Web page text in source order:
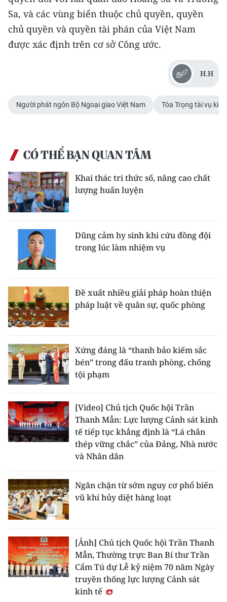
Media Giáo dục
Media Y tế
Ảnh
TIN MỚI
TIN ĐỊA PHƯƠNG
Trung du và miền núi phía Bắc
Đồng bằng sông Hồng
Bắc Trung Bộ
Duyên hải Nam Trung Bộ và Tây
Đông Nam Bộ
Đồng bằng sông Cửu Long
Chuyên trang Hà Nội
Chuyên trang TP. Hồ Chí Minh
CÁC CHUYÊN TRANG
VỀ BÁO NHÂN DÂN
THỜI NAY
NHÂN DÂN CUỐI TUẦN
MUA BÁO
ĐỌC BÁO IN
Sa, và các vùng biển thuộc chủ quyền, quyền
chủ quyền và quyền tài phán của Việt Nam
được xác định trên cơ sở Công ước.
H.H
Người phát ngôn Bộ Ngoại giao Việt Nam Tòa Trọng tài vụ
CÓ THỂ BẠN QUAN TÂM
Khai thác tri thức số, nâng cao chất
lượng huấn luyện
Dũng cảm hy sinh khi cứu đồng đội
trong lúc làm nhiệm vụ
Đề xuất nhiều giải pháp hoàn thiện
pháp luật về quân sự, quốc phòng
Xứng đáng là “thanh bảo kiếm sắc
bén” trong đấu tranh phòng, chống
tội phạm
[Video] Chủ tịch Quốc hội Trần
Thanh Mẫn: Lực lượng Cảnh sát kinh
tế tiếp tục khẳng định là “Lá chắn
thép vững chắc” của Đảng, Nhà nước
và Nhân dân
Ngăn chặn từ sớm nguy cơ phổ biến
vũ khí hủy diệt hàng loạt
[Ảnh] Chủ tịch Quốc hội Trần Thanh
Mẫn, Thường trực Ban Bí thư Trần
Cẩm Tú dự Lễ kỷ niệm 70 năm Ngày
truyền thống lực lượng Cảnh sát
kinh tế